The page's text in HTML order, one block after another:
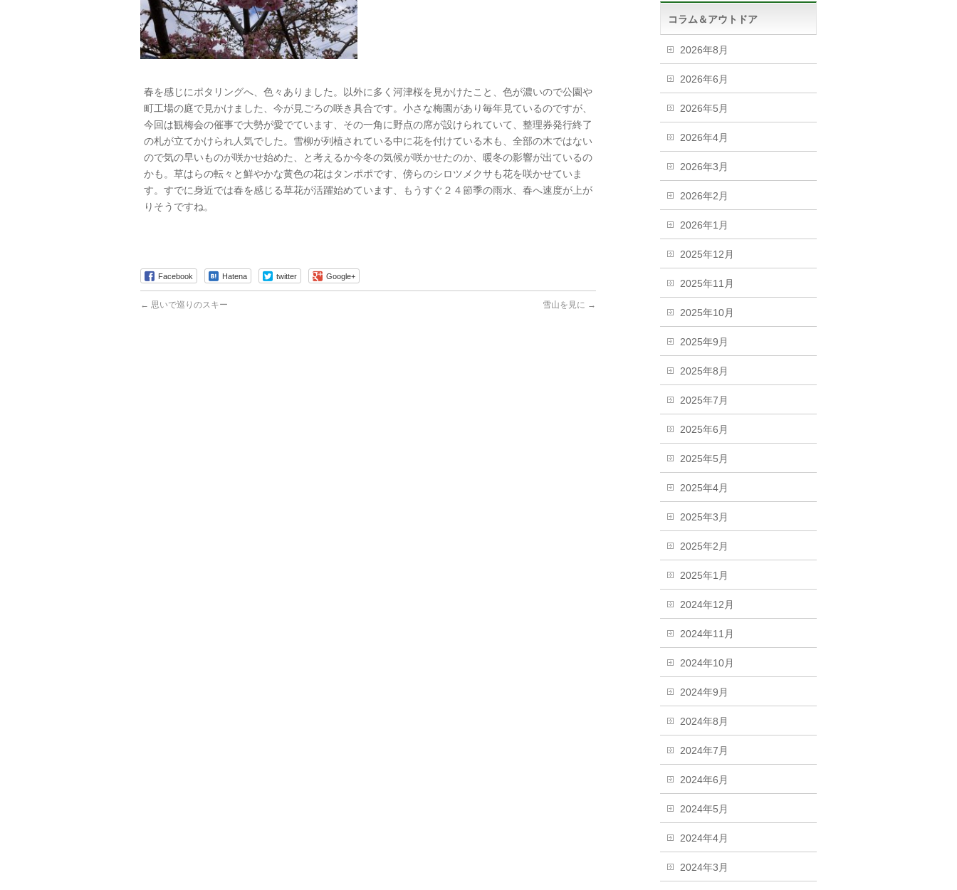
春を感じにポタリングへ、色々ありました。以外に多く河津桜を見かけたこと、色が濃いので公園や
町工場の庭で見かけました、今が見ごろの咲き具合です。小さな梅園があり毎年見ているのですが、
今回は観梅会の催事で大勢が愛でています、その一角に野点の席が設けられていて、整理券発行終了
の札が立てかけられ人気でした。雪柳が列植されている中に花を付けている木も、全部の木ではない
ので気の早いものが咲かせ始めた、と考えるか今冬の気候が咲かせたのか、暖冬の影響が出ているの
かも。草はらの転々と鮮やかな黄色の花はタンポポです、傍らのシロツメクサも花を咲かせていま
す。すでに身近では春を感じる草花が活躍始めています、もうすぐ２４節季の雨水、春へ速度が上が
りそうですね。
Facebook Hatena twitter Google+
← 思いで巡りのスキー 雪山を見に →
コラム＆アウトドア
2026年8月
2026年6月
2026年5月
2026年4月
2026年3月
2026年2月
2026年1月
2025年12月
2025年11月
2025年10月
2025年9月
2025年8月
2025年7月
2025年6月
2025年5月
2025年4月
2025年3月
2025年2月
2025年1月
2024年12月
2024年11月
2024年10月
2024年9月
2024年8月
2024年7月
2024年6月
2024年5月
2024年4月
2024年3月